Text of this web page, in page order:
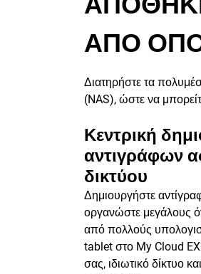
ΑΠΟ
Διατηρήστε τα
(NAS), ώστε να
Κεντρική
αντιγράφων
δικτύου
Δημιουργήστε
οργανώστε μεγάλους
από πολλούς
tablet στο My Cloud
σας, ιδιωτικό δίκτυο